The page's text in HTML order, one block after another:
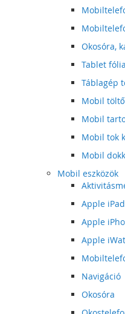
Okosóra,
Tablet fólia
Táblagép
Mobil
Mobil
Mobil tok
Mobil
Mobil eszközök
Apple iPad
Apple
Apple
Navigáció
Okosóra